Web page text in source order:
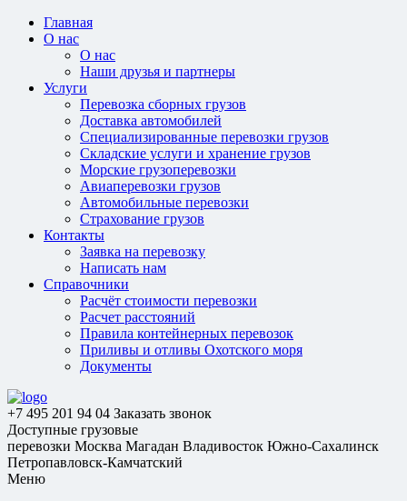
Главная
О нас
О нас
Наши друзья и партнеры
Услуги
Перевозка сборных грузов
Доставка автомобилей
Специализированные перевозки грузов
Складские услуги и хранение грузов
Морские грузоперевозки
Авиаперевозки грузов
Автомобильные перевозки
Страхование грузов
Контакты
Заявка на перевозку
Написать нам
Справочники
Расчёт стоимости перевозки
Расчет расстояний
Правила контейнерных перевозок
Приливы и отливы Охотского моря
Документы
+7 495 201 94 04 Заказать звонок
Доступные грузовые
перевозки Москва Магадан Владивосток Южно-Сахалинск
Петропавловск-Камчатский
Меню